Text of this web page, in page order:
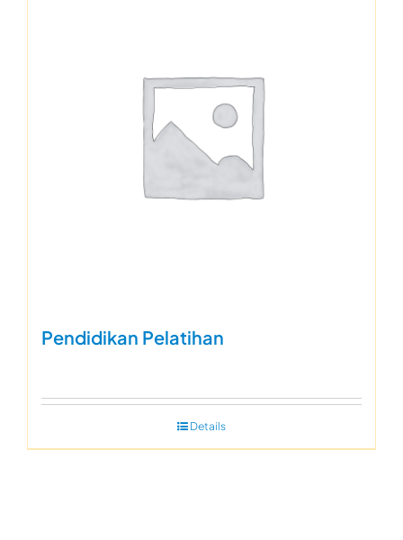
Pendidikan Pelatihan
Details